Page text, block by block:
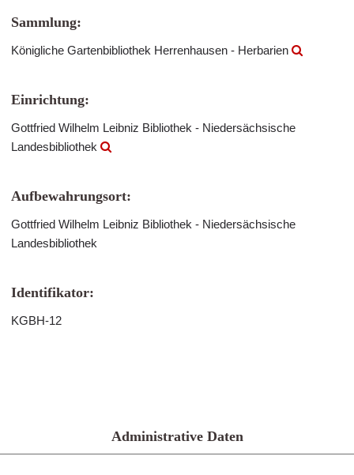
Sammlung:
Königliche Gartenbibliothek Herrenhausen - Herbarien
Einrichtung:
Gottfried Wilhelm Leibniz Bibliothek - Niedersächsische
Landesbibliothek
Aufbewahrungsort:
Gottfried Wilhelm Leibniz Bibliothek - Niedersächsische
Landesbibliothek
Identifikator:
KGBH-12
Administrative Daten